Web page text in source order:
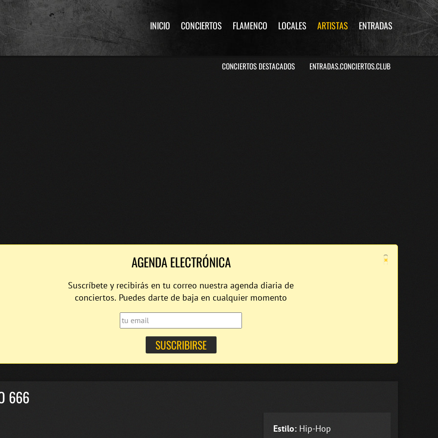
INICIO CONCIERTOS FLAMENCO LOCALES ARTISTAS ENTRADAS
CONCIERTOS DESTACADOS ENTRADAS.CONCIERTOS.CLUB
×
AGENDA ELECTRÓNICA
Suscríbete y recibirás en tu correo nuestra agenda diaria de
conciertos. Puedes darte de baja en cualquier momento
666
Estilo: Hip-Hop